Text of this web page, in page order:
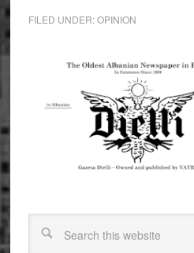
FILED UNDER:OPINION